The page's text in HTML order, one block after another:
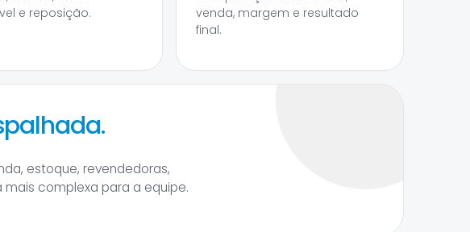
e reposição.
venda, margem e resultado
final.
estoque, revendedoras,
mais complexa para a equipe.